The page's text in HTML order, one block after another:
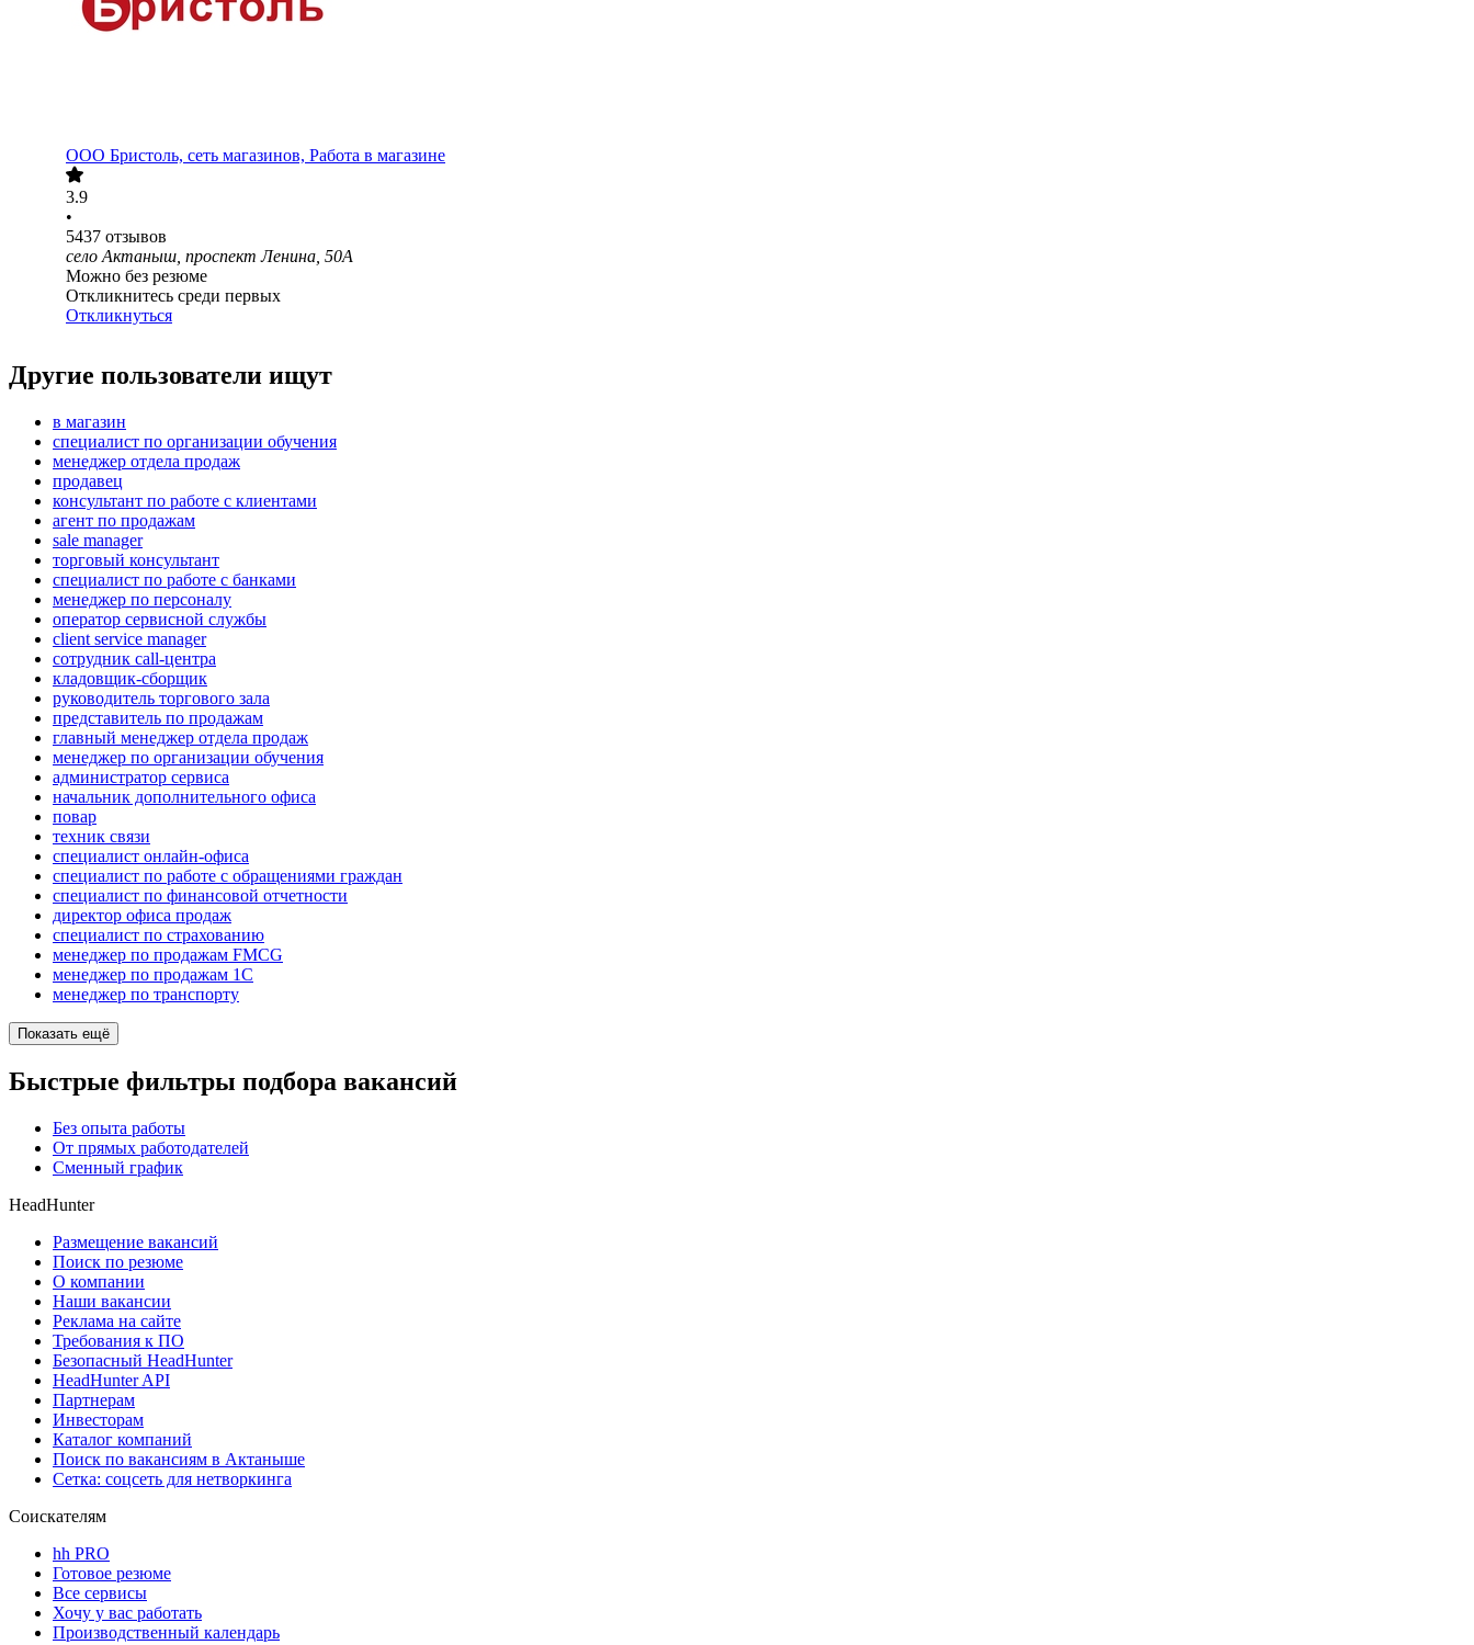
ООО Бристоль, сеть магазинов, Работа в магазине
3.9
•
5437 отзывов
село Актаныш, проспект Ленина, 50А
Можно без резюме
Откликнитесь среди первых
Откликнуться
Другие пользователи ищут
в магазин
специалист по организации обучения
менеджер отдела продаж
продавец
консультант по работе с клиентами
агент по продажам
sale manager
торговый консультант
специалист по работе с банками
менеджер по персоналу
оператор сервисной службы
client service manager
сотрудник call-центра
кладовщик-сборщик
руководитель торгового зала
представитель по продажам
главный менеджер отдела продаж
менеджер по организации обучения
администратор сервиса
начальник дополнительного офиса
повар
техник связи
специалист онлайн-офиса
специалист по работе с обращениями граждан
специалист по финансовой отчетности
директор офиса продаж
специалист по страхованию
менеджер по продажам FMCG
менеджер по продажам 1С
менеджер по транспорту
Показать ещё
Быстрые фильтры подбора вакансий
Без опыта работы
От прямых работодателей
Сменный график
HeadHunter
Размещение вакансий
Поиск по резюме
О компании
Наши вакансии
Реклама на сайте
Требования к ПО
Безопасный HeadHunter
HeadHunter API
Партнерам
Инвесторам
Каталог компаний
Поиск по вакансиям в Актаныше
Сетка: соцсеть для нетворкинга
Соискателям
hh PRO
Готовое резюме
Все сервисы
Хочу у вас работать
Производственный календарь